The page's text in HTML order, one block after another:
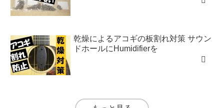
乾燥によるアコギの板割れ対策 サウン
ドホールにHumidifierを